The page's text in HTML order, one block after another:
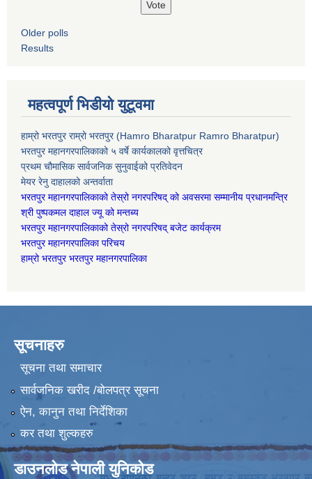
Older polls
Results
महत्वपूर्ण भिडीयो युटूवमा
हाम्रो भरतपुर राम्रो भरतपुर (Hamro Bharatpur Ramro Bharatpur)
भरतपुर महानगरपालिकाको ५ वर्षे कार्यकालको वृत्तचित्र
प्रथम चौमासिक सार्वजनिक सुनुवाईको प्रतिवेदन
मेयर रेनु दाहालको अन्तर्वाता
भरतपुर महानगरपालिकाको तेस्रो नगरपरिषद् को अवसरमा सम्मानीय प्रधानमन्त्रि
श्री पुष्पकमल दाहाल ज्यू को मन्तब्य
भरतपुर महानगरपालिकाको तेस्रो नगरपरिषद् बजेट कार्यक्रम
भरतपुर महानगरपालिका परिचय
हाम्रो भरतपुर भरतपुर महानगरपालिका
सूचनाहरु
सूचना तथा समाचार
सार्वजनिक खरीद /बोलपत्र सूचना
ऐन, कानुन तथा निर्देशिका
कर तथा शुल्कहरु
डाउनलोड नेपाली युनिकोड